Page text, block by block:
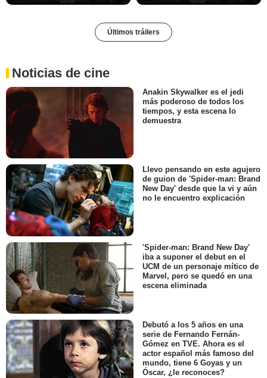
Últimos tráilers
Noticias de cine
Anakin Skywalker es el jedi
más poderoso de todos los
tiempos, y esta escena lo
demuestra
Llevo pensando en este agujero
de guion de 'Spider-man: Brand
New Day' desde que la vi y aún
no le encuentro explicación
'Spider-man: Brand New Day'
iba a suponer el debut en el
UCM de un personaje mítico de
Marvel, pero se quedó en una
escena eliminada
Debutó a los 5 años en una
serie de Fernando Fernán-
Gómez en TVE. Ahora es el
actor español más famoso del
mundo, tiene 6 Goyas y un
Óscar, ¿le reconoces?